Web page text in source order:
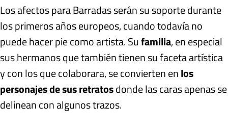
Los afectos para Barradas serán su soporte durante
los primeros años europeos, cuando todavía no
puede hacer pie como artista. Sufamilia, en especial
sus hermanos que también tienen su faceta artística
y con los que colaborara, se convierten enlos
personajes de sus retratosdonde las caras apenas se
delinean con algunos trazos.